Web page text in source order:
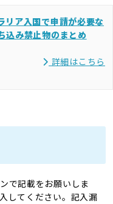
リア入国で申請が必要な
込み禁止物のまとめ
詳細はこちら
で記載をお願いしま
してください。記入漏